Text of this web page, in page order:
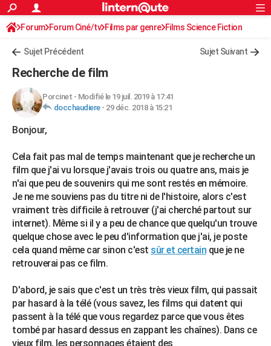
ACTUALITÉS
Politique
Société
Faits Divers
Education
Monde
Villes
+
FINANCE
Retraite
Impôts
Epargne
Immobilier
Risques naturels par ville
Banque
Assurance
Crédit
AUTO
Essais
Réserver un essai
Citadines
Berlines
SUV
Forum auto
+HIGH-TECH
Mobiles
Meilleur smartphone
Internet
Ordinateurs
Jeux vidéo
Guide high-tech
+BRICOLAGE
Forum
Aménagement intérieur
Extérieur
Cuisine
Salle de bains
Jardinage
Rangement
WEEK-END
Guides de France
Escapades
Patrimoine
Expositions
Musées
Week-end nature
+LIFESTYLE
Art de vivre
Bien-être
Loisirs
Mode
Modes de vie
SANTE
Alimentation
Guide de la santé
Maladies
Médicaments
Sommeil
VOYAGE
PHOTO
GUIDES D'ACHAT
BONS PLANS
Rechercher
S'inscrire
Connexion
Forum Forum Ciné/tv Films par genre Films Science Fiction
Sujet Précédent Sujet Suivant
Recherche de film
Porcinet - Modifié le 19 juil. 2019 à 17:41
docchaudiere- 29 déc. 2018 à 15:21
Bonjour,
Cela fait pas mal de temps maintenant que je recherche un
film que j'ai vu lorsque j'avais trois ou quatre ans, mais je
n'ai que peu de souvenirs qui me sont restés en mémoire.
Je ne me souviens pas du titre ni de l'histoire, alors c'est
vraiment très difficile à retrouver (j'ai cherché partout sur
internet). Même si il y a peu de chance que quelqu'un trouve
quelque chose avec le peu d'information que j'ai, je poste
cela quand même car sinon c'est sûr et certain que je ne
retrouverai pas ce film.
D'abord, je sais que c'est un très très vieux film, qui passait
par hasard à la télé (vous savez, les films qui datent qui
passent à la télé que vous regardez parce que vous êtes
tombé par hasard dessus en zappant les chaînes). Dans ce
vieux film, les personnages étaient des